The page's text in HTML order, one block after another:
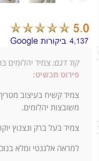
קוד דגם: צמיד יהלומים
פירוט תכשיט:
צמיד קשיח בעיצוב
משובצות יהלומים.
צמיד בעל ברק ונצנוץ
למראה אלגנטי ומלא